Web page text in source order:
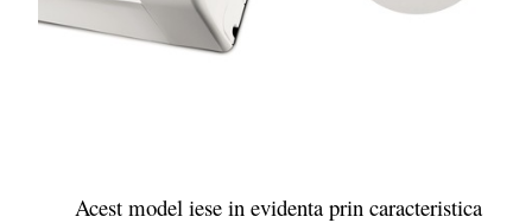
Acest model iese in evidenta prin caracteristica